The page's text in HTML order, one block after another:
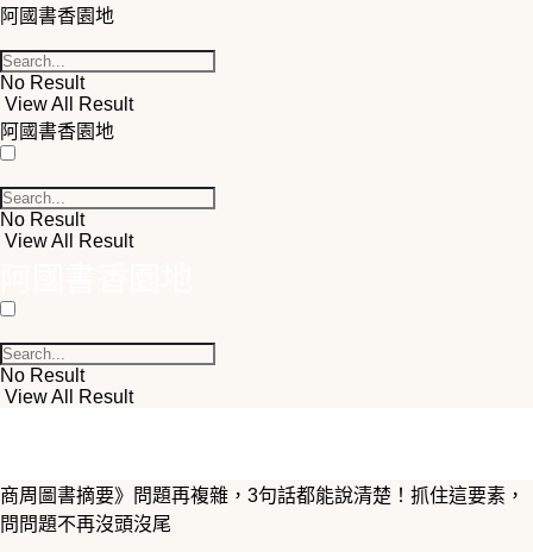
阿國書香園地
No Result
View All Result
阿國書香園地
No Result
View All Result
No Result
View All Result
商周圖書摘要》問題再複雜，3句話都能說清楚！抓住這要素，
問問題不再沒頭沒尾